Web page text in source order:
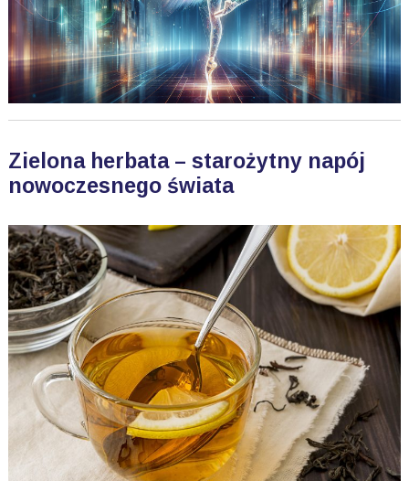
Zielona herbata – starożytny napój
nowoczesnego świata